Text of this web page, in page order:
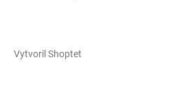
Vytvoril Shoptet